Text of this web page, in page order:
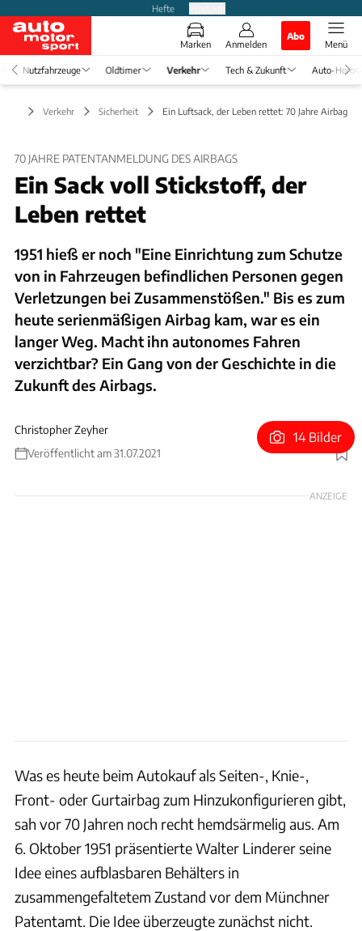
Hefte
Marken Anmelden
Abo
Menü
Nutzfahrzeuge Oldtimer Verkehr Tech & Zukunft Auto-
Verkehr Sicherheit Ein Luftsack, der Leben rettet: 70 Jahre Airbag
70 JAHRE PATENTANMELDUNG DES AIRBAGS
Ein Sack voll Stickstoff, der
Leben rettet
1951 hieß er noch "Eine Einrichtung zum Schutze
von in Fahrzeugen befindlichen Personen gegen
Verletzungen bei Zusammenstößen." Bis es zum
heute serienmäßigen Airbag kam, war es ein
langer Weg. Macht ihn autonomes Fahren
verzichtbar? Ein Gang von der Geschichte in die
Zukunft des Airbags.
Christopher Zeyher
Veröffentlicht am 31.07.2021
Foto: DAIMLER
14 Bilder
ANZEIGE
Was es heute beim Autokauf als Seiten-, Knie-,
Front- oder Gurtairbag zum Hinzukonfigurieren gibt,
sah vor 70 Jahren noch recht hemdsärmelig aus. Am
6. Oktober 1951 präsentierte Walter Linderer seine
Idee eines aufblasbaren Behälters in
zusammengefaltetem Zustand vor dem Münchner
Patentamt. Die Idee überzeugte zunächst nicht.